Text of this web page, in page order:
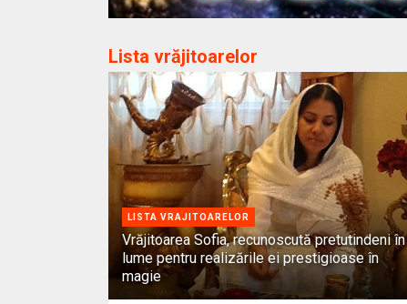
Lista vrăjitoarelor
LISTA VRAJITOARELOR
Vrăjitoarea Sofia, recunoscută pretutindeni în
lume pentru realizările ei prestigioase în
magie